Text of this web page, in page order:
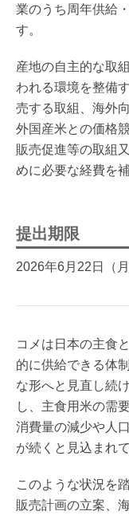
業のうち周年供給
す。
産地の自主的な取
われる環境を整備
売する取組、海外
外国産米との価格
販売促進等の取組
めに必要な経費を
提出期限
2026年6月22日（
コメは日本の主食
的に供給できる体
な形へと見直し続
し、主食用米の需
消費量の減少や人
が続くと見込まれ
このような状況を
販売計画の立案、